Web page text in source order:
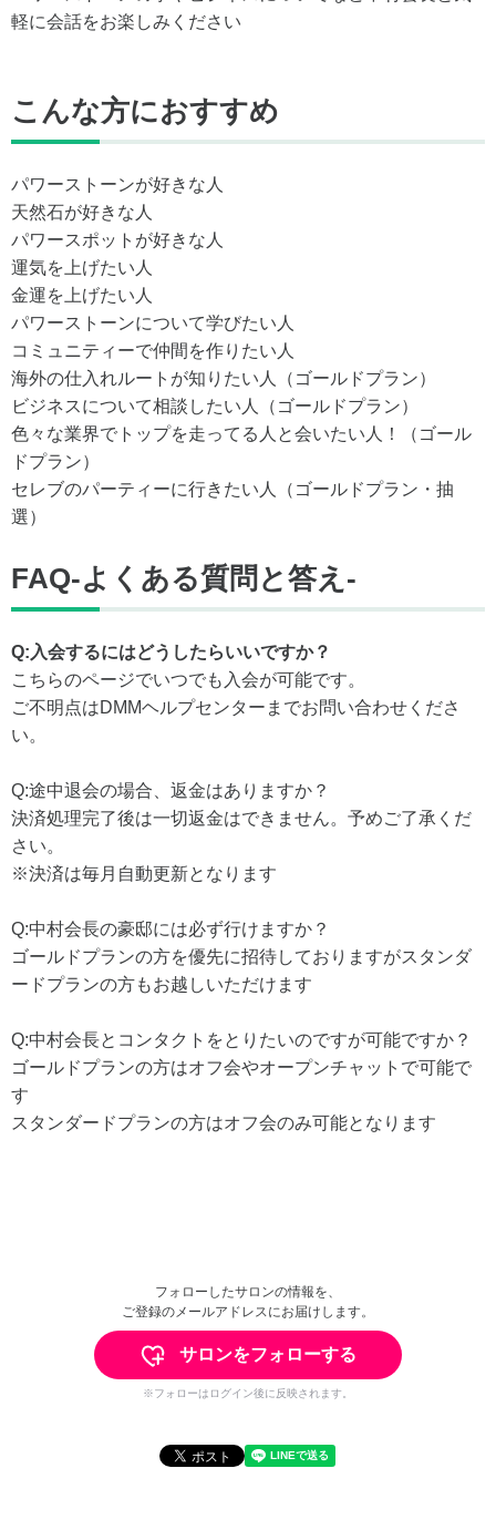
軽に会話をお楽しみください
こんな方におすすめ
パワーストーンが好きな人
天然石が好きな人
パワースポットが好きな人
運気を上げたい人
金運を上げたい人
パワーストーンについて学びたい人
コミュニティーで仲間を作りたい人
海外の仕入れルートが知りたい人（ゴールドプラン）
ビジネスについて相談したい人（ゴールドプラン）
色々な業界でトップを走ってる人と会いたい人！（ゴール
ドプラン）
セレブのパーティーに行きたい人（ゴールドプラン・抽
選）
FAQ-よくある質問と答え-
Q:入会するにはどうしたらいいですか？
こちらのページでいつでも入会が可能です。
ご不明点はDMMヘルプセンターまでお問い合わせくださ
い。
Q:途中退会の場合、返金はありますか？
決済処理完了後は一切返金はできません。予めご了承くだ
さい。
※決済は毎月自動更新となります
Q:中村会長の豪邸には必ず行けますか？
ゴールドプランの方を優先に招待しておりますがスタンダ
ードプランの方もお越しいただけます
Q:中村会長とコンタクトをとりたいのですが可能ですか？
ゴールドプランの方はオフ会やオープンチャットで可能で
す
スタンダードプランの方はオフ会のみ可能となります
フォローしたサロンの情報を、
ご登録のメールアドレスにお届けします。
サロンをフォローする
※フォローはログイン後に反映されます。